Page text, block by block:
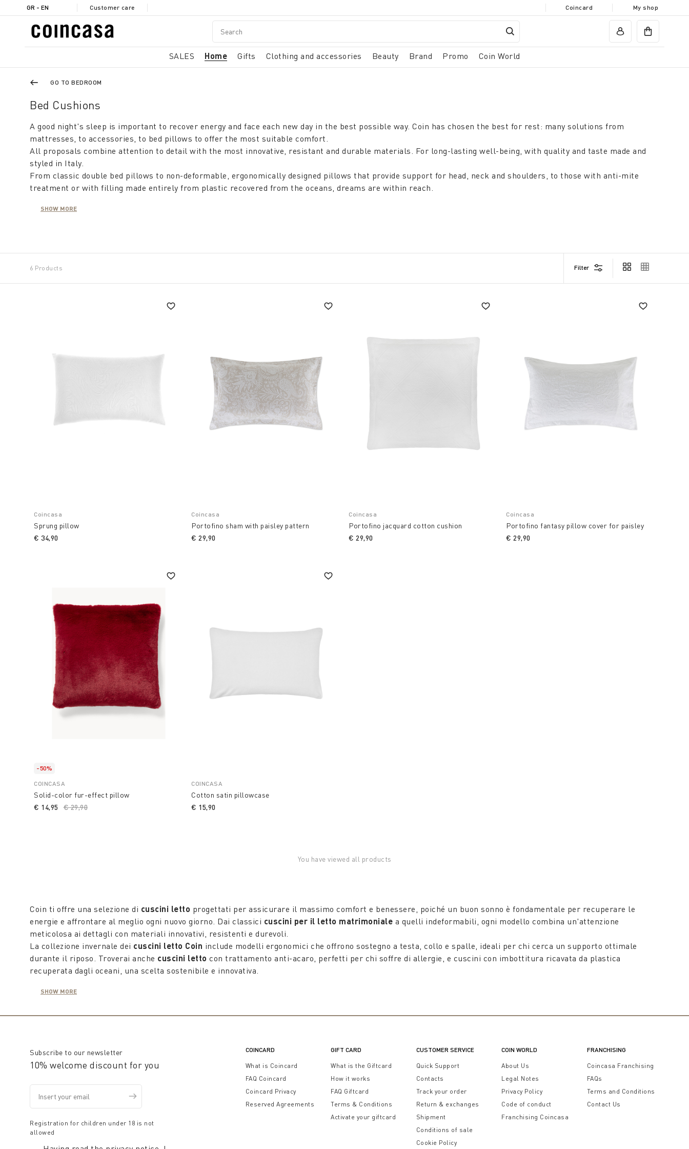
GR - EN Customer care Coincard My shop
SALES Home Gifts Clothing and accessories Beauty Brand Promo Coin World
GO TO BEDROOM
Bed Cushions
A good night's sleep is important to recover energy and face each new day in the best possible way. Coin has chosen the best for rest: many solutions from
mattresses, to accessories, to bed pillows to offer the most suitable comfort.
All proposals combine attention to detail with the most innovative, resistant and durable materials. For long-lasting well-being, with quality and taste made and
styled in Italy.
From classic double bed pillows to non-deformable, ergonomically designed pillows that provide support for head, neck and shoulders, to those with anti-mite
treatment or with filling made entirely from plastic recovered from the oceans, dreams are within reach.
practical and soft jersey, printed, yarn-dyed, worked with an extraordinary variety of techniques and finishes, in unusual combinations, at Coincasa you will find
SHOW MORE
6 Products Filter
Coincasa
Sprung pillow
€ 34,90
Coincasa
Portofino sham with paisley pattern
€ 29,90
Coincasa
Portofino jacquard cotton cushion
€ 29,90
Coincasa
Portofino fantasy pillow cover for paisley
€ 29,90
-50%
COINCASA
Solid-color fur-effect pillow
Price reduced from
€ 29,90
€ 14,95
COINCASA
Cotton satin pillowcase
€ 15,90
You have viewed all products
Coin ti offre una selezione di cuscini letto progettati per assicurare il massimo comfort e benessere, poiché un buon sonno è fondamentale per recuperare le
energie e affrontare al meglio ogni nuovo giorno. Dai classici cuscini per il letto matrimoniale a quelli indeformabili, ogni modello combina un'attenzione
meticolosa ai dettagli con materiali innovativi, resistenti e durevoli.
La collezione invernale dei cuscini letto Coin include modelli ergonomici che offrono sostegno a testa, collo e spalle, ideali per chi cerca un supporto ottimale
durante il riposo. Troverai anche cuscini letto con trattamento anti-acaro, perfetti per chi soffre di allergie, e cuscini con imbottitura ricavata da plastica
recuperata dagli oceani, una scelta sostenibile e innovativa.
decorativi che aggiungono un tocco di stile alla tua zona notte. I
Coin ha la soluzione giusta per te, perfetta per ogni stagione, inclusa la fredda stagione invernale. I
di sé, rendendo piacevole il risveglio o una colazione-brunch a letto.
Visita il sito di Coin per esplorare l'intera collezione di cuscini letto e trovare il modello perfetto per le tue esigenze. Coin offre soluzioni per ogni esigenza di
comfort e stile, garantendo prodotti di alta qualità che durano nel tempo. Esplora la gamma completa di cuscini letto e trasforma la tua camera da letto in un'oasi
di relax e benessere in tutte le stagioni.
SHOW MORE
Subscribe to our newsletter
10% welcome discount for you
Registration for children under 18 is not
allowed
COINCARD
What is Coincard
FAQ Coincard
Coincard Privacy
Reserved Agreements
GIFT CARD
What is the Giftcard
How it works
FAQ Giftcard
Terms & Conditions
Activate your giftcard
CUSTOMER SERVICE
Quick Support
Contacts
Track your order
Return & exchanges
Shipment
Conditions of sale
Cookie Policy
COIN WORLD
About Us
Legal Notes
Privacy Policy
Code of conduct
Franchising Coincasa
FRANCHISING
Coincasa Franchising
FAQs
Terms and Conditions
Contact Us